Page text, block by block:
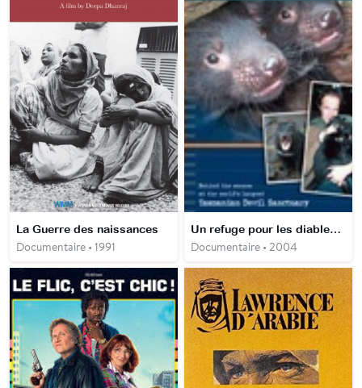
La Guerre des naissances
Documentaire • 1991
Un refuge pour les diables de Tasmanie
Documentaire • 2004